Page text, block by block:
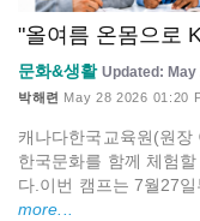
"올여름 온몸으로
문화&생활 Updated: May
박해련 May 28 2026 01:20
캐나다한국교육원(원
한국문화를 함께 체험
다.이번 캠프는 7월27
more...